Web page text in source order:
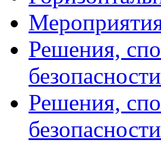
Решения,
Решения,